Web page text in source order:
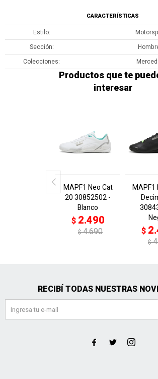
CARACTERÍSTICAS
Estilo
Sección
Colecciones
Productos que te
interesar
MAPF1 Neo Cat
20 30852502 -
Blanco
$ 2.490
$4.690
MAPF1
$
$
RECIBÍ TODAS NUESTRAS
  